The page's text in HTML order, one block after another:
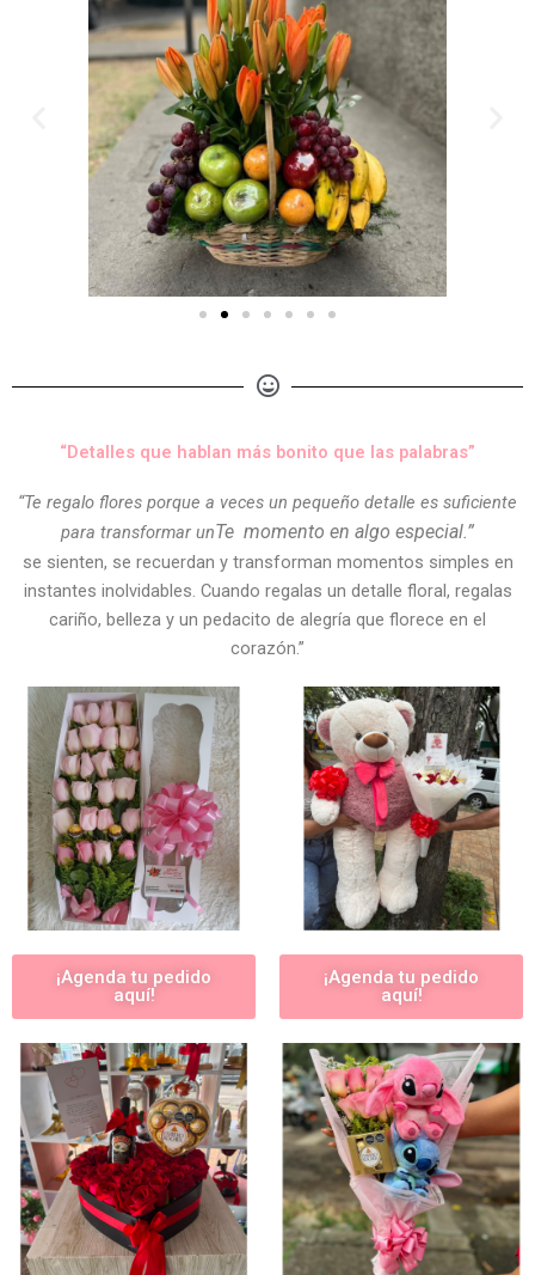
“Detalles que hablan más bonito que las palabras”
“Te regalo flores porque a veces un pequeño detalle es suficiente
para transformar unTe momento en algo especial.”
se sienten, se recuerdan y transforman momentos simples en
instantes inolvidables. Cuando regalas un detalle floral, regalas
cariño, belleza y un pedacito de alegría que florece en el
corazón.”
¡Agenda tu pedido
aquí!
¡Agenda tu pedido
aquí!